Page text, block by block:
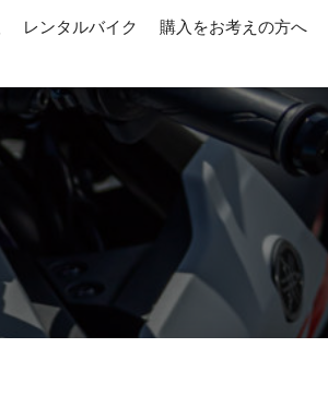
レンタルバイク 購入をお考えの方へ